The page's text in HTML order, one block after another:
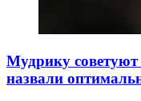
Мудрику
назвали